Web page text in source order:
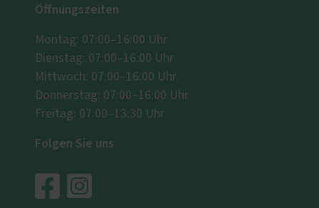
Öffnungszeiten
Montag: 07:00–16:00 Uhr
Dienstag: 07:00–16:00 Uhr
Mittwoch: 07:00–16:00 Uhr
Donnerstag: 07:00–16:00 Uhr
Freitag: 07:00–13:30 Uhr
Folgen Sie uns